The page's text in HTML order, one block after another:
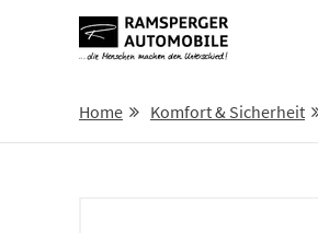
Home Komfort & Sicherheit